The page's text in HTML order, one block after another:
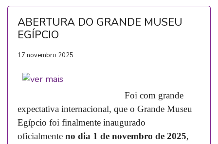
ABERTURA DO GRANDE MUSEU
EGÍPCIO
17 novembro 2025
Foi com grande
expectativa internacional, que o Grande Museu
Egípcio foi finalmente inaugurado
oficialmente no dia 1 de novembro de 2025,